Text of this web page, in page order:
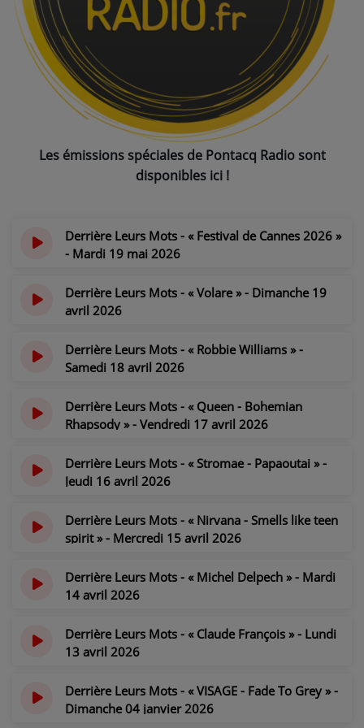
NOS PROGRAMMES COURTS
ARCHIVES - SAISONS PASSÉES
VOS ÉMISSIONS EN IMAGES
PHOTOS
ANNONCEURS & ESPACE PRO
VOTRE PUBLICITÉ SUR PONTACQ RADIO
L'INFORMATION
EN QUOI ÇA CONSISTE ?
JEUX CONCOURS
VENEZ DANS LE PUBLIC !
CRÉATIONS AUDIOVISUELLES
VIDÉOS | L’ŒIL DE L'OIE
VIDÉOS | JEUX
PARTENAIRES
Les émissions spéciales de Pontacq Radio sont
disponibles ici !
Derrière Leurs Mots - « Festival de Cannes 2026 »
- Mardi 19 mai 2026
Derrière Leurs Mots - « Volare » - Dimanche 19
avril 2026
Derrière Leurs Mots - « Robbie Williams » -
Samedi 18 avril 2026
Derrière Leurs Mots - « Queen - Bohemian
Rhapsody » - Vendredi 17 avril 2026
Derrière Leurs Mots - « Stromae - Papaoutai » -
Jeudi 16 avril 2026
Derrière Leurs Mots - « Nirvana - Smells like teen
spirit » - Mercredi 15 avril 2026
Derrière Leurs Mots - « Michel Delpech » - Mardi
14 avril 2026
Derrière Leurs Mots - « Claude François » - Lundi
13 avril 2026
Derrière Leurs Mots - « VISAGE - Fade To Grey » -
Dimanche 04 janvier 2026